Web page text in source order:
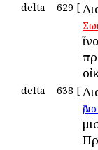
delta 629 [
delta 638 [